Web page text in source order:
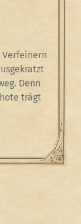
Denn
trägt